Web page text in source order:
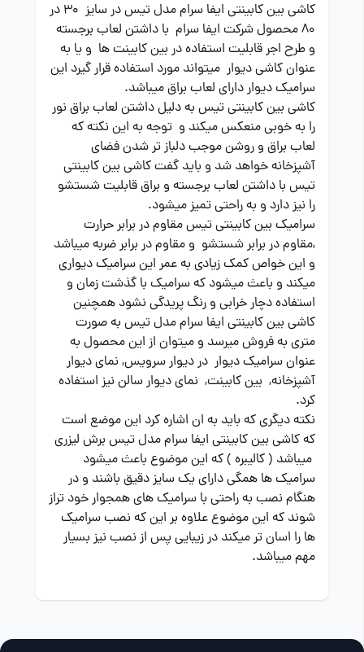
کاشی بین کابینتی ایفا سرام مدل تیس در سایز 30 در
80 محصول شرکت ایفا سرام با داشتن لعاب برجسته
و طرح اجر قابلیت استفاده در بین کابینت ها و یا به
عنوان کاشی دیوار میتواند مورد استفاده قرار گیرد این
سرامیک دیوار دارای لعاب براق میباشد.
کاشی بین کابینتی تیس به دلیل داشتن لعاب براق نور
را به خوبی منعکس میکند و توجه به این نکته که
لعاب براق و روشن موجب دلباز تر شدن فضای
آشپزخانه خواهد شد و باید گفت کاشی بین کابینتی
تیس با داشتن لعاب برجسته و براق قابلیت شستشو
را نیز دارد و به راحتی تمیز میشود.
سرامیک بین کابینتی تیس مقاوم در برابر حرارت
,مقاوم در برابر شستشو و مقاوم در برابر ضربه میباشد
و این خواص کمک زیادی به عمر این سرامیک دیواری
میکند و باعث میشود که سرامیک با گذشت زمان و
استفاده دچار خرابی و رنگ پریدگی نشود همچنین
کاشی بین کابینتی ایفا سرام مدل تیس به صورت
متری به فروش میرسد و میتوان از این محصول به
عنوان سرامیک دیوار در دیوار سرویس, نمای دیوار
آشپزخانه, بین کابینت, نمای دیوار سالن نیز استفاده
کرد.
نکته دیگری که باید به ان اشاره کرد این موضع است
که کاشی بین کابینتی ایفا سرام مدل تیس برش لیزری
میباشد ( کالیبره ) که این موضوع باعث میشود
سرامیک ها همگی دارای یک سایز دقیق باشند و در
هنگام نصب به راحتی با سرامیک های همجوار خود تراز
شوند که این موضوع علاوه بر این که نصب سرامیک
ها را اسان تر میکند در زیبایی پس از نصب نیز بسیار
مهم میباشد.